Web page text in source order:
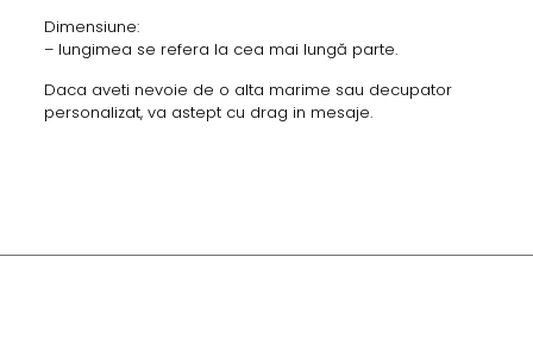
Dimensiune:
– lungimea se refera la cea mai lungă parte.
Daca aveti nevoie de o alta marime sau decupator
personalizat, va astept cu drag in mesaje.